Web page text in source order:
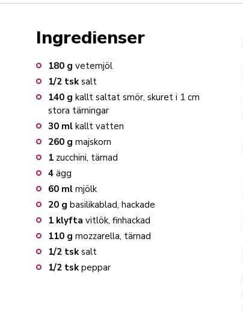
Ingredienser
180 g vetemjöl
1/2 tsk salt
140 g kallt saltat smör, skuret i 1 cm
stora tärningar
30 ml kallt vatten
260 g majskorn
1 zucchini, tärnad
4 ägg
60 ml mjölk
20 g basilikablad, hackade
1 klyfta vitlök, finhackad
110 g mozzarella, tärnad
1/2 tsk salt
1/2 tsk peppar